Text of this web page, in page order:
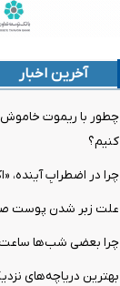
آخرین اخبار
چطور با ریموت خاموش
کنیم؟
چرا در اضطرابِ آینده،
علت زبر شدن پوست
چرا بعضی شب‌ها ساعت ۳ صبح بیدار
بهترین دریاچه‌های